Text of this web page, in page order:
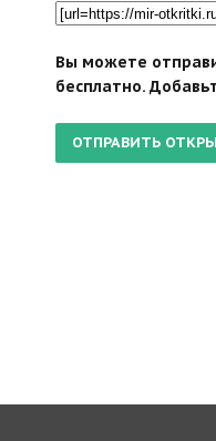
Вы можете
бесплатно.